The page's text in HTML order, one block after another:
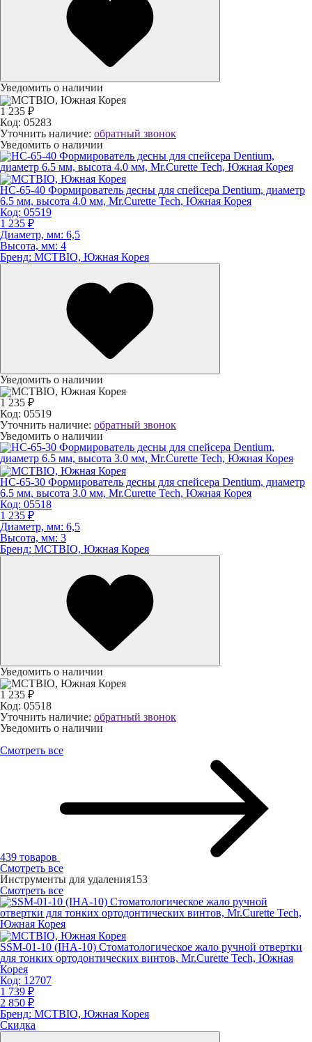
Уведомить о наличии
1 235 ₽
Код: 05283
Уточнить наличие: обратный звонок
Уведомить о наличии
HC-65-40 Формирователь десны для спейсера Dentium, диаметр
6.5 мм, высота 4.0 мм, Mr.Curette Tech, Южная Корея
Код: 05519
1 235 ₽
Диаметр, мм: 6,5
Высота, мм: 4
Бренд: MCTBIO, Южная Корея
Уведомить о наличии
1 235 ₽
Код: 05519
Уточнить наличие: обратный звонок
Уведомить о наличии
HC-65-30 Формирователь десны для спейсера Dentium, диаметр
6.5 мм, высота 3.0 мм, Mr.Curette Tech, Южная Корея
Код: 05518
1 235 ₽
Диаметр, мм: 6,5
Высота, мм: 3
Бренд: MCTBIO, Южная Корея
Уведомить о наличии
1 235 ₽
Код: 05518
Уточнить наличие: обратный звонок
Уведомить о наличии
Смотреть все
439 товаров
Смотреть все
Инструменты для удаления153
Смотреть все
SSM-01-10 (IHA-10) Стоматологическое жало ручной отвертки
для тонких ортодонтических винтов, Mr.Curette Tech, Южная
Корея
Код: 12707
1 739 ₽
2 850 ₽
Бренд: MCTBIO, Южная Корея
Скидка